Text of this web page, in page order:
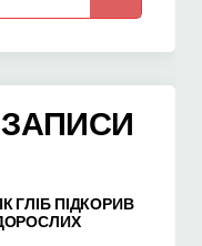
ГЛІБ ПІДКОРИВ